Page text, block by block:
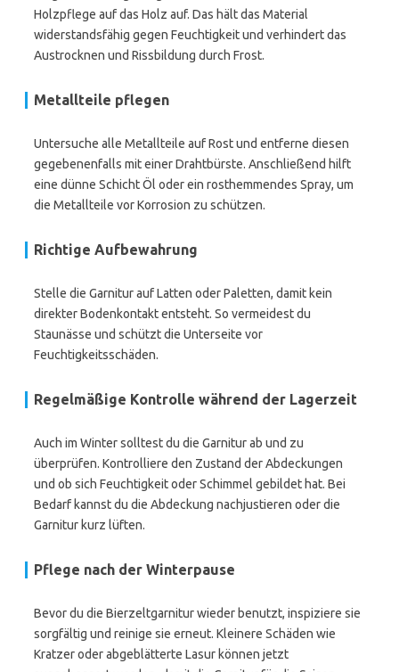
Holzpflege auf das Holz auf. Das hält das Material
widerstandsfähig gegen Feuchtigkeit und verhindert das
Austrocknen und Rissbildung durch Frost.
Metallteile pflegen
Untersuche alle Metallteile auf Rost und entferne diesen
gegebenenfalls mit einer Drahtbürste. Anschließend hilft
eine dünne Schicht Öl oder ein rosthemmendes Spray, um
die Metallteile vor Korrosion zu schützen.
Richtige Aufbewahrung
Stelle die Garnitur auf Latten oder Paletten, damit kein
direkter Bodenkontakt entsteht. So vermeidest du
Staunässe und schützt die Unterseite vor
Feuchtigkeitsschäden.
Regelmäßige Kontrolle während der Lagerzeit
Auch im Winter solltest du die Garnitur ab und zu
überprüfen. Kontrolliere den Zustand der Abdeckungen
und ob sich Feuchtigkeit oder Schimmel gebildet hat. Bei
Bedarf kannst du die Abdeckung nachjustieren oder die
Garnitur kurz lüften.
Pflege nach der Winterpause
Bevor du die Bierzeltgarnitur wieder benutzt, inspiziere sie
sorgfältig und reinige sie erneut. Kleinere Schäden wie
Kratzer oder abgeblätterte Lasur können jetzt